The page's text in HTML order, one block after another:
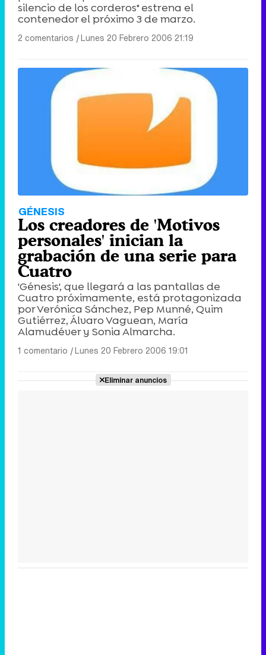
silencio de los corderos" estrena el
contenedor el próximo 3 de marzo.
2 comentarios |Lunes 20 Febrero 2006 21:19
GÉNESIS
Los creadores de 'Motivos
personales' inician la
grabación de una serie para
Cuatro
'Génesis', que llegará a las pantallas de
Cuatro próximamente, está protagonizada
por Verónica Sánchez, Pep Munné, Quim
Gutiérrez, Álvaro Vaguean, María
Alamudéver y Sonia Almarcha.
1 comentario |Lunes 20 Febrero 2006 19:01
Eliminar anuncios